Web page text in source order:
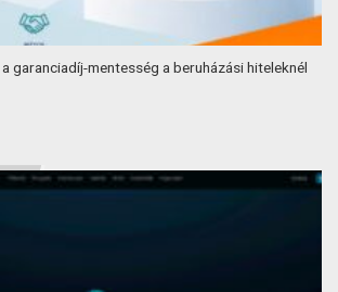
garanciadíj-mentesség a beruházási hiteleknél